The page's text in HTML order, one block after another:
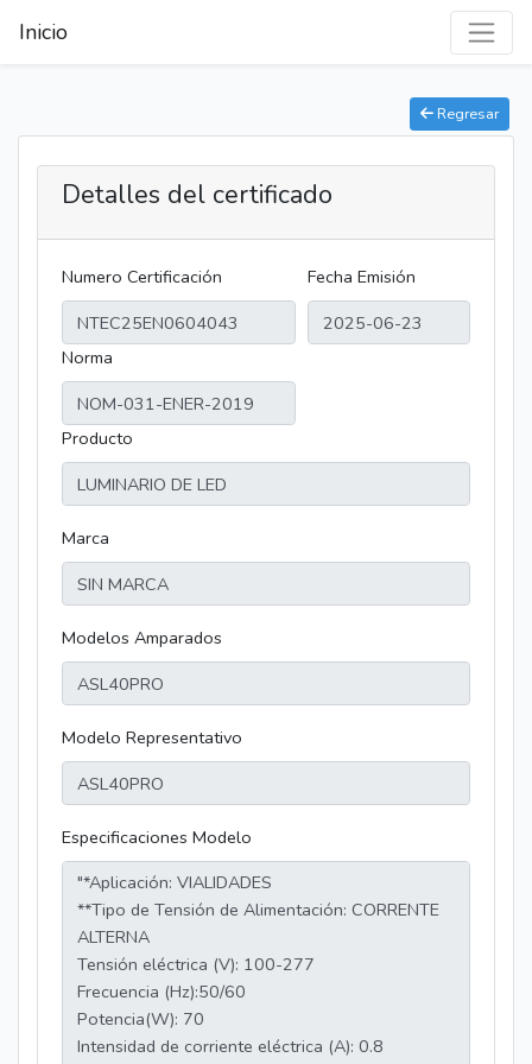
Inicio
Regresar
Detalles del certificado
Numero Certificación Fecha Emisión
Norma
Producto
Marca
Modelos Amparados
Modelo Representativo
Especificaciones Modelo